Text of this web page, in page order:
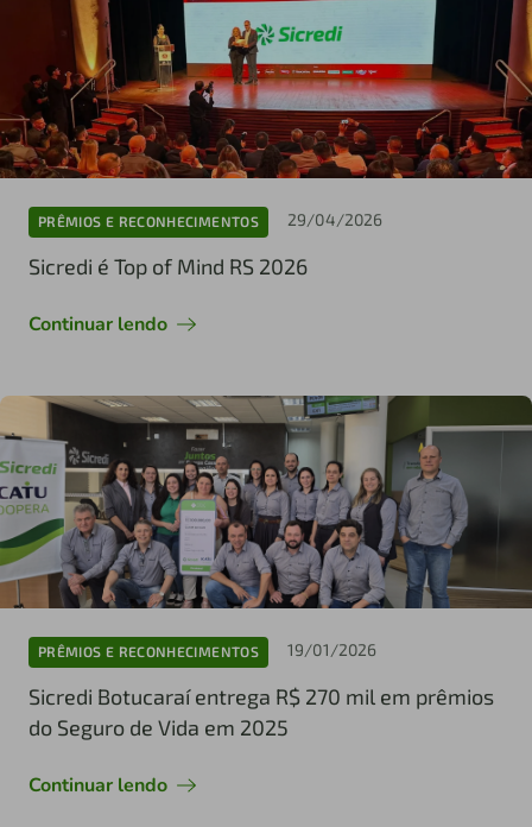
PRÊMIOS E RECONHECIMENTOS 29/04/2026
Sicredi é Top of Mind RS 2026
Continuar lendo
PRÊMIOS E RECONHECIMENTOS 19/01/2026
Sicredi Botucaraí entrega R$ 270 mil em prêmios
do Seguro de Vida em 2025
Continuar lendo